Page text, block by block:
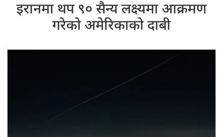
इरानमा थप ९० सैन्य लक्ष्यमा आक्रमण
गरेको अमेरिकाको दाबी